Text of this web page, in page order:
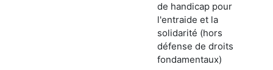
de handicap pour
l'entraide et la
solidarité (hors
défense de droits
fondamentaux)